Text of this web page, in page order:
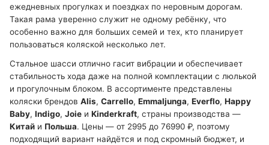
ежедневных прогулках и поездках по неровным дорогам.
Такая рама уверенно служит не одному ребёнку, что
особенно важно для больших семей и тех, кто планирует
пользоваться коляской несколько лет.
Стальное шасси отлично гасит вибрации и обеспечивает
стабильность хода даже на полной комплектации с люлькой
и прогулочным блоком. В ассортименте представлены
коляски брендов Alis, Carrello, Emmaljunga, Everflo, Happy
Baby, Indigo, Joie и Kinderkraft, страны производства —
Китай и Польша. Цены — от 2995 до 76990 ₽, поэтому
подходящий вариант найдётся и под скромный бюджет, и